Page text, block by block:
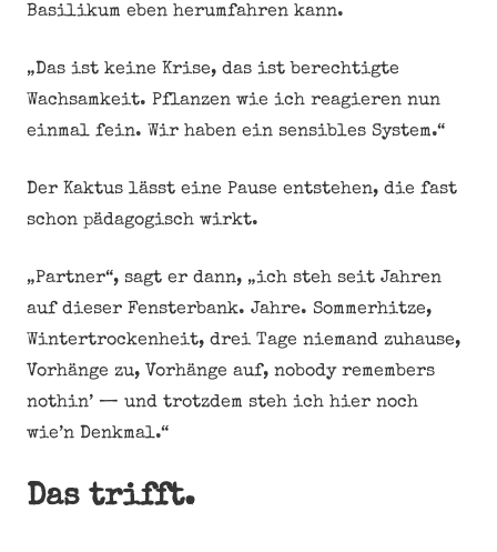
Basilikum eben herumfahren kann.
„Das ist keine Krise, das ist berechtigte
Wachsamkeit. Pflanzen wie ich reagieren nun
einmal fein. Wir haben ein sensibles System.“
Der Kaktus lässt eine Pause entstehen, die fast
schon pädagogisch wirkt.
„Partner“, sagt er dann, „ich steh seit Jahren
auf dieser Fensterbank. Jahre. Sommerhitze,
Wintertrockenheit, drei Tage niemand zuhause,
Vorhänge zu, Vorhänge auf, nobody remembers
nothin’ — und trotzdem steh ich hier noch
wie’n Denkmal.“
Das trifft.